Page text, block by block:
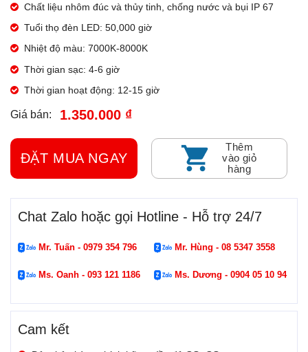
Chất liệu nhôm đúc và thủy tinh, chống nước và bụi IP 67
Tuổi thọ đèn LED: 50,000 giờ
Nhiệt độ màu: 7000K-8000K
Thời gian sạc: 4-6 giờ
Thời gian hoạt động: 12-15 giờ
Giá bán: 1.350.000 ₫
ĐẶT MUA NGAY
Thêm
vào giỏ
hàng
Chat Zalo hoặc gọi Hotline - Hỗ trợ 24/7
Mr. Tuấn - 0979 354 796 Mr. Hùng - 08 5347 3558
Ms. Oanh - 093 121 1186 Ms. Dương - 0904 05 10 94
Cam kết